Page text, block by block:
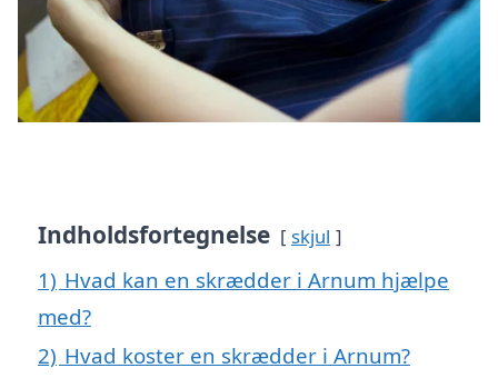
Indholdsfortegnelse skjul
1) Hvad kan en skrædder i Arnum hjælpe
med?
2) Hvad koster en skrædder i Arnum?